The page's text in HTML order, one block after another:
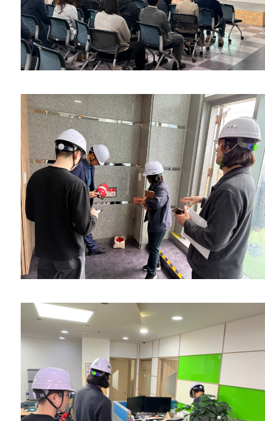
공고/알림 공지사항 사업공고
BIPA소식 보도자료 포토뉴스
사업안내 추진사업 입주시설안내
BIPA소개 인사말 설립목적/연혁